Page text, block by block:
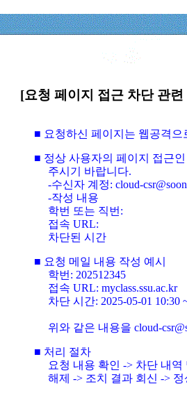
[요청 페이지 접근 차단 관
■ 요청하신 페이지는 웹공격
■ 정상 사용자의 페이지 접근
주시기 바랍니다.
-수신자 계정: cloud-
-작성 내용
학번 또는 직번:
접속 URL:
차단된 시간
■ 요청 메일 내용 작성 예시
학번: 202512345
접속 URL: myclass.ssu.ac.kr
차단 시간: 2025-05-01 10:30
위와 같은 내용을 cloud-
■ 처리 절차
요청 내용 확인 -> 차단 내
해제 -> 조치 결과 회신 ->